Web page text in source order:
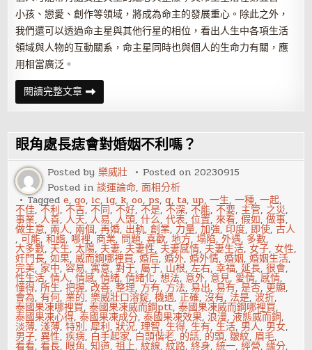
小孩、戀愛、創作等領域，將成為命主的發展重心。除此之外，
我們還可以透過命主星與其他行星的相位，看出人生中各項生活
領域與人物的互動關系，命主星同時也與個人的生命力有關，應
用相當廣泛。
閱讀完整文章通
過
星
中
的
命
主
星
了
解
真
實
的
自
己
眼角處長痣會對婚姻不利嗎？
Posted by樂威壯 Posted on20230915
Posted in談運論命,面相分析
Taggede,go, ic, ig, k,oo, ps,q, ta,up,一生,一種,一起,
不佳,不利,不吉,不同,不好,不是,不深,不能,不要,主管, 之災,
事業,人善,人天,人易,人頭,什么,代表,位置,來看,假如,做事,
做生意, 兩人, 兩個,再婚, 出軌,創業, 力量,加強, 印度, 即使,古人
,可能,和諧, 哪裡,商業, 問題,喜歡,地方,塌陷,外遇, 多數,
大多數, 天生,太陽, 夫妻, 夫妻性, 夫妻感情,夫妻生活,女子,女性,
奸門長,如果,威而鋼哪裡買,婚后,婚外,婚外情,婚姻,婚姻生活,
完美, 家中,容易, 寓意,對于,屬于, 山根,左右,幸福,延長,很會,
性生活,情人,情感,情緒,情緒化,想法, 意外, 意見, 愛情,感情,
懂得,所生,把握, 改善,整理, 方有, 方法,易出,易有,是否, 更顯,
會為,有何, 業的,樂威壯口溶錠,機遇,正確,沒有, 法是,波折,
泰國果凍哪裡買,泰國果凍威而鋼ptt,泰國果凍威而鋼哪裡買,
泰國果凍心得,泰國果凍成分,泰國果凍效果,浪漫,液態威而鋼,
淡薄,淺薄,特別,犀利,狀況,理智,生得,生有,生活, 男人, 男女,
男子,異性,疾病, 白手起家, 白頭偕老, 的話, 的頭,皺紋,眉毛,
看看,看長, 眼角,知道,祖上,紋線,紋路,終身,統一,經營,緣分,